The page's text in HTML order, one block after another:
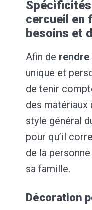
cercueil en
besoins et
Afin de rendre
unique et
de tenir
des matériaux
style général
pour qu’il
de la
sa famille.
Décoration